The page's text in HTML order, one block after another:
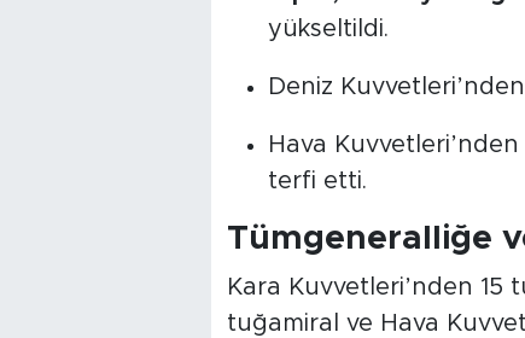
yükseltildi.
Deniz
Hava
terfi etti.
Tümgeneralliğe
Kara Kuvvetleri’nden 15
tuğamiral ve Hava